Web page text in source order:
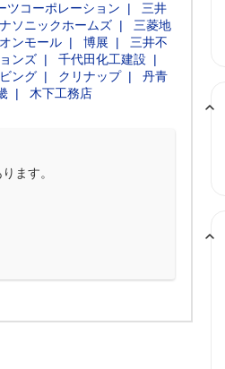
ツコーポレーション
三井
ソニックホームズ
三菱地
ンモール 博展
三井不
ンズ
千代田化工建設
ング クリナップ
丹青
木下工務店
ます。